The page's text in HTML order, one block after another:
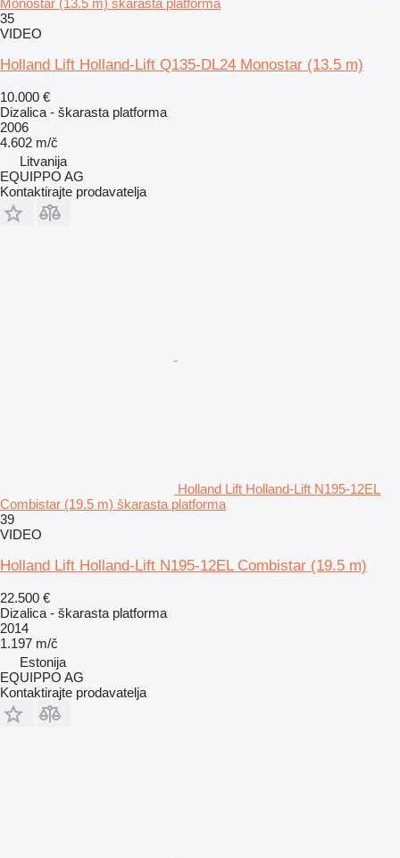
35
VIDEO
Holland Lift Holland-Lift Q135-DL24 Monostar (13.5 m)
10.000 €
Dizalica - škarasta platforma
2006
4.602 m/č
Litvanija
EQUIPPO AG
Kontaktirajte prodavatelja
Holland Lift Holland-Lift N195-12EL
Combistar (19.5 m) škarasta platforma
39
VIDEO
Holland Lift Holland-Lift N195-12EL Combistar (19.5 m)
22.500 €
Dizalica - škarasta platforma
2014
1.197 m/č
Estonija
EQUIPPO AG
Kontaktirajte prodavatelja